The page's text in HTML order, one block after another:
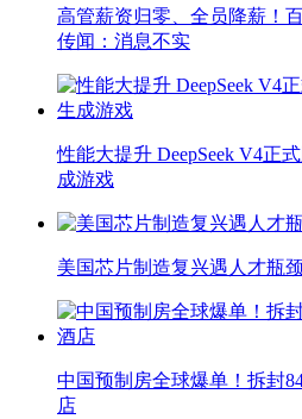
高管薪资归零、全员降薪！
传闻：消息不实
性能大提升 DeepSeek V4正
成游戏
美国芯片制造复兴遇人才瓶
中国预制房全球爆单！拆封
店